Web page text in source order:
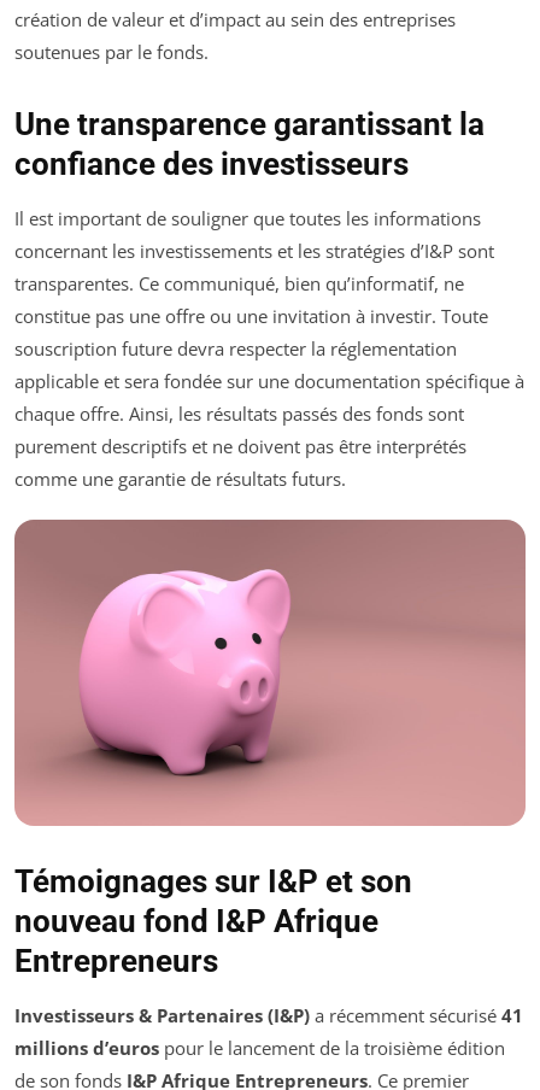
création de valeur et d’impact au sein des entreprises
soutenues par le fonds.
Une transparence garantissant la
confiance des investisseurs
Il est important de souligner que toutes les informations
concernant les investissements et les stratégies d’I&P sont
transparentes. Ce communiqué, bien qu’informatif, ne
constitue pas une offre ou une invitation à investir. Toute
souscription future devra respecter la réglementation
applicable et sera fondée sur une documentation spécifique à
chaque offre. Ainsi, les résultats passés des fonds sont
purement descriptifs et ne doivent pas être interprétés
comme une garantie de résultats futurs.
Témoignages sur I&P et son
nouveau fond I&P Afrique
Entrepreneurs
Investisseurs & Partenaires (I&P) a récemment sécurisé 41
millions d’euros pour le lancement de la troisième édition
de son fonds I&P Afrique Entrepreneurs. Ce premier